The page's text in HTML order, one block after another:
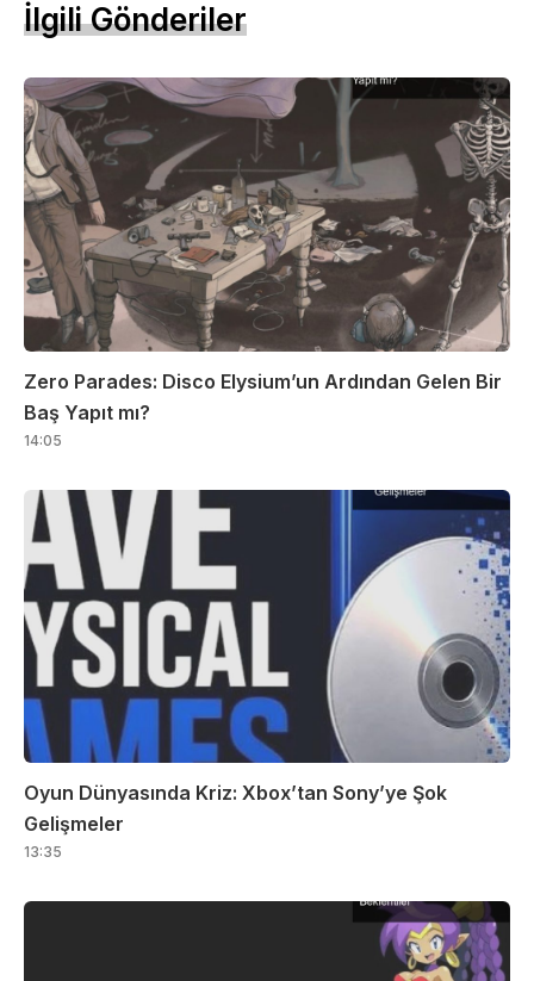
İlgili Gönderiler
Zero Parades: Disco Elysium’un Ardından Gelen Bir
Baş Yapıt mı?
14:05
Oyun Dünyasında Kriz: Xbox’tan Sony’ye Şok
Gelişmeler
13:35